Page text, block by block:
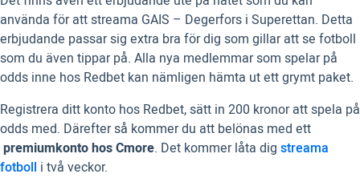
använda för att streama GAIS – Degerfors i Superettan. Detta
erbjudande passar sig extra bra för dig som gillar att se fotboll
som du även tippar på. Alla nya medlemmar som spelar på
odds inne hos Redbet kan nämligen hämta ut ett grymt paket.
Registrera ditt konto hos Redbet, sätt in 200 kronor att spela på
odds med. Därefter så kommer du att belönas med ett
premiumkonto hos Cmore. Det kommer låta dig streama
fotboll i två veckor.